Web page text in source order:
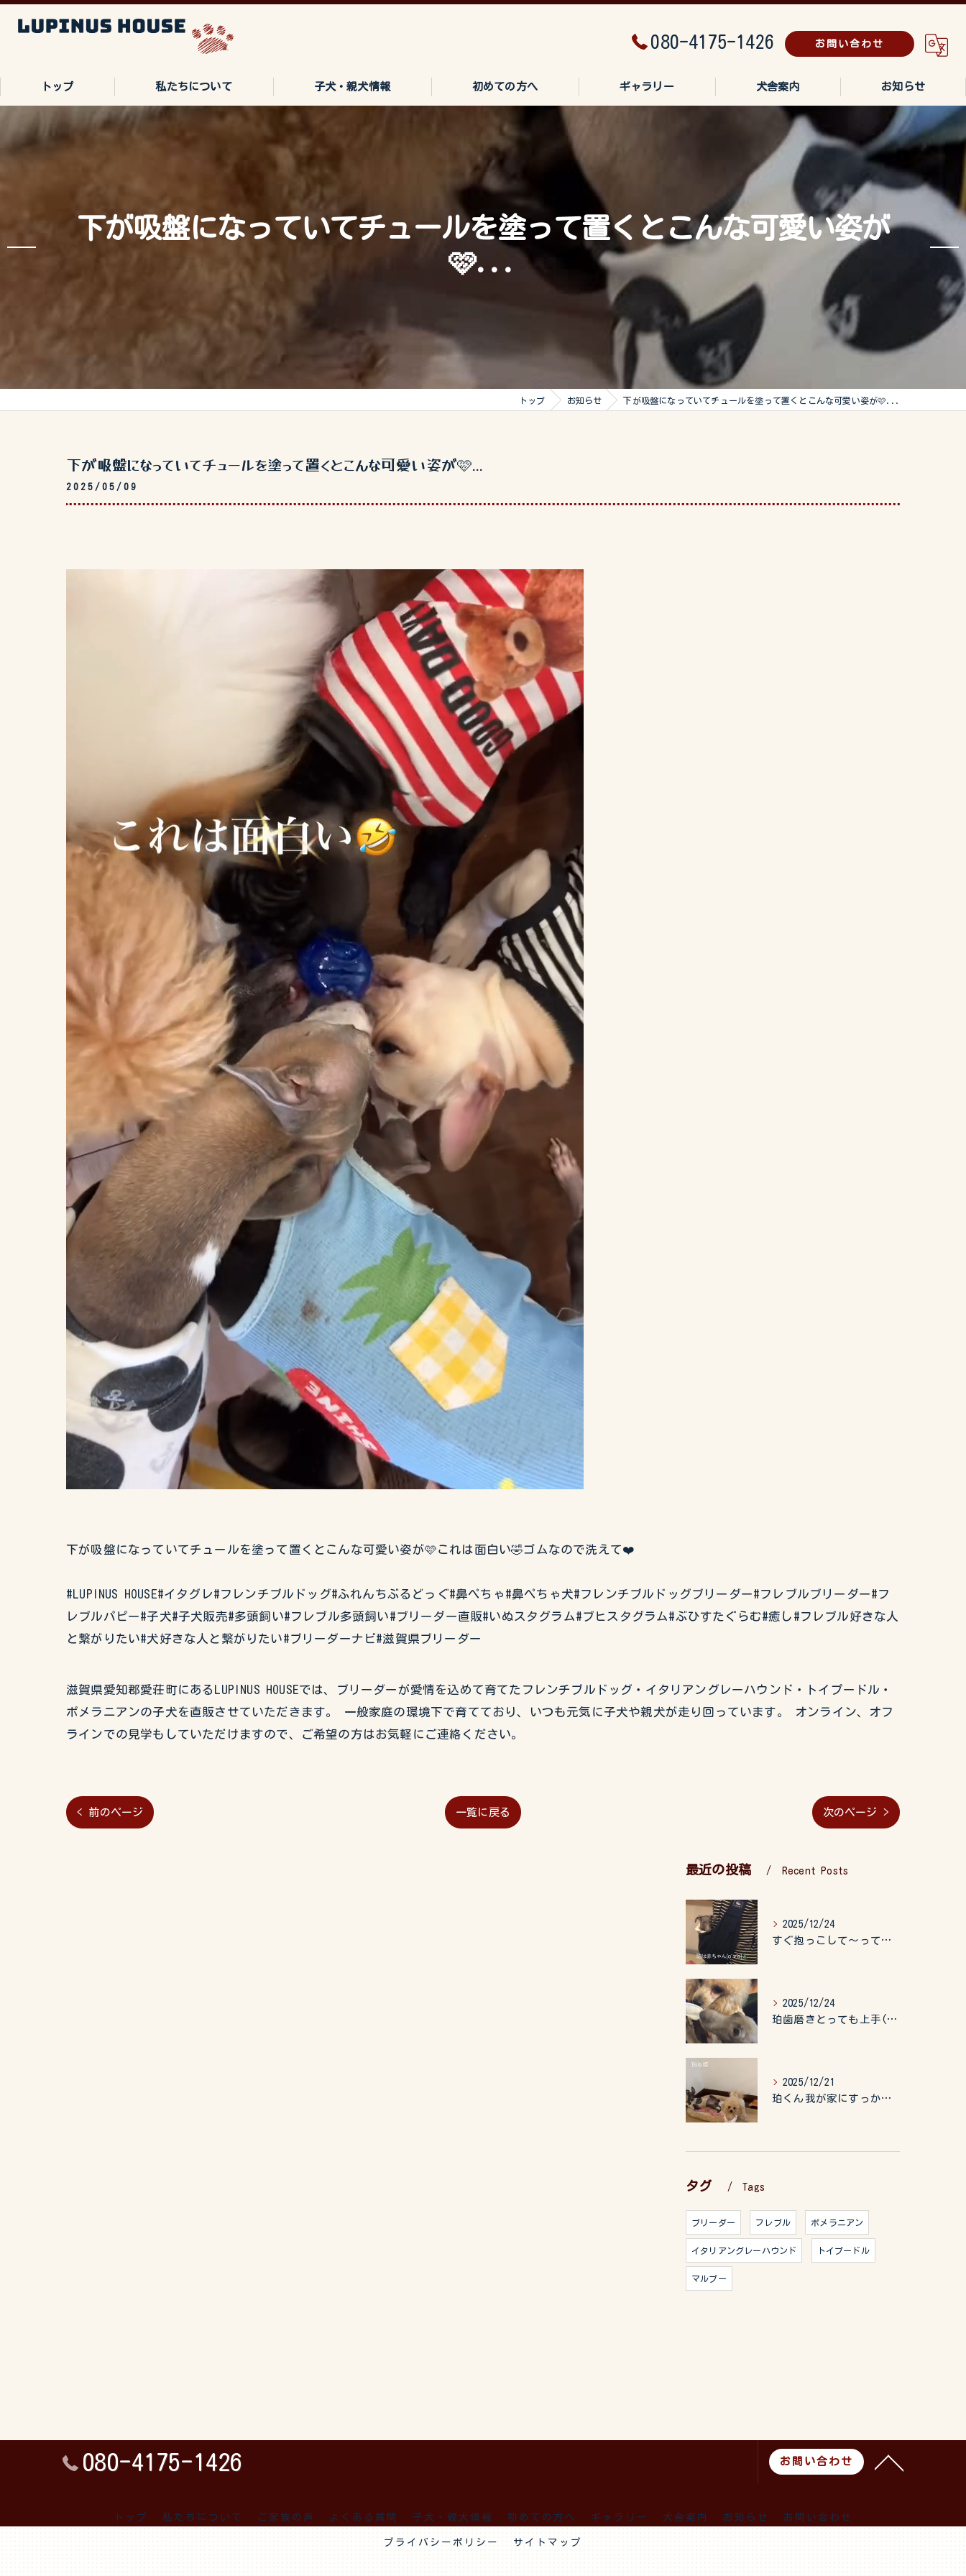
080-4175-1426 お問い合わせ
トップ 私たちについて 子犬・親犬情報 初めての方へ ギャラリー 犬舎案内 お知らせ
下が吸盤になっていてチュールを塗って置くとこんな可愛い姿が
🩷...
トップ お知らせ 下が吸盤になっていてチュールを塗って置くとこんな可愛い姿が🩷...
下が吸盤になっていてチュールを塗って置くとこんな可愛い姿が🩷...
2025/05/09
下が吸盤になっていてチュールを塗って置くとこんな可愛い姿が🩷これは面白い🤣ゴムなので洗えて❤️
#LUPINUS HOUSE#イタグレ#フレンチブルドッグ#ふれんちぶるどっぐ#鼻ぺちゃ#鼻ぺちゃ犬#フレンチブルドッグブリーダー#フレブルブリーダー#フ
レブルパピー#子犬#子犬販売#多頭飼い#フレブル多頭飼い#ブリーダー直販#いぬスタグラム#ブヒスタグラム#ぶひすたぐらむ#癒し#フレブル好きな人
と繋がりたい#犬好きな人と繋がりたい#ブリーダーナビ#滋賀県ブリーダー
滋賀県愛知郡愛荘町にあるLUPINUS HOUSEでは、ブリーダーが愛情を込めて育てたフレンチブルドッグ・イタリアングレーハウンド・トイプードル・
ポメラニアンの子犬を直販させていただきます。 一般家庭の環境下で育てており、いつも元気に子犬や親犬が走り回っています。 オンライン、オフ
ラインでの見学もしていただけますので、ご希望の方はお気軽にご連絡ください。
< 前のページ 一覧に戻る 次のページ >
最近の投稿 Recent Posts
2025/12/24
すぐ抱っこして〜って言うので、抱っこ紐に入れてゆらゆら☺️
2025/12/24
珀歯磨きとっても上手(о´∀`о)
2025/12/21
珀くん我が家にすっかりなれて、キッズのお世話もしてくれて、今...
タグ Tags
ブリーダー フレブル ポメラニアン
イタリアングレーハウンド トイプードル
マルプー
080-4175-1426 お問い合わせ
トップ 私たちについて ご家族の声 よくある質問 子犬・親犬情報 初めての方へ ギャラリー 犬舎案内 お知らせ お問い合わせ
プライバシーポリシー サイトマップ